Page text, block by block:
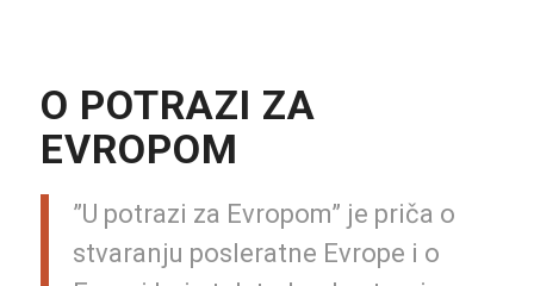
O POTRAZI ZA
EVROPOM
”U potrazi za Evropom” je priča o
stvaranju posleratne Evrope i o